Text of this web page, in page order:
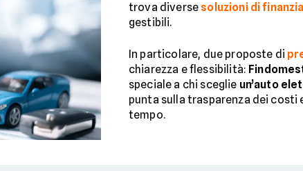
trova diverse soluzioni di
gestibili.
In particolare, due proposte di
chiarezza e flessibilità:
speciale a chi sceglie un’auto
punta sulla trasparenza dei costi
tempo.